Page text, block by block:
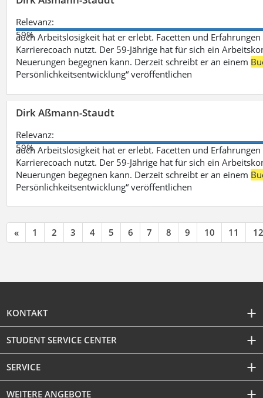
Relevanz:
59%
auch Arbeitslosigkeit hat er erlebt. Facetten und
Karrierecoach nutzt. Der 59-Jährige hat für sich ein
Neuerungen begegnen kann. Derzeit schreibt er an einem
Persönlichkeitsentwicklung“ veröffentlichen
Dirk Aßmann-Staudt
Relevanz:
59%
auch Arbeitslosigkeit hat er erlebt. Facetten und
Karrierecoach nutzt. Der 59-Jährige hat für sich ein
Neuerungen begegnen kann. Derzeit schreibt er an einem
Persönlichkeitsentwicklung“ veröffentlichen
« 1 2 3 4 5 6 7 8 9 10 11 12
KONTAKT
STUDENT SERVICE CENTER
SERVICE
WEITERE ANGEBOTE